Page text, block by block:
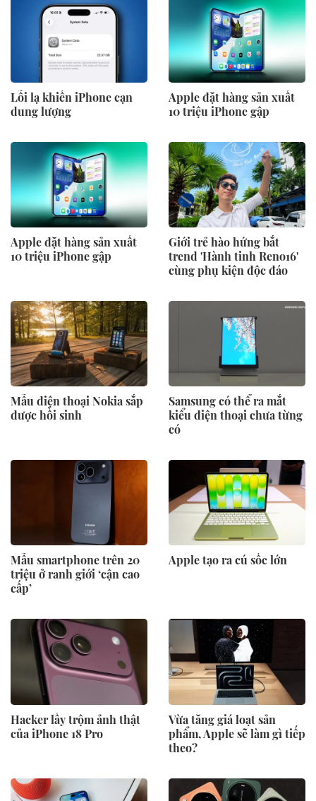
Lỗi lạ khiến iPhone cạn
dung lượng
Apple đặt hàng sản xuất
10 triệu iPhone gập
Apple đặt hàng sản xuất
10 triệu iPhone gập
Giới trẻ hào hứng bắt
trend 'Hành tinh Reno16'
cùng phụ kiện độc đáo
Mẫu điện thoại Nokia sắp
được hồi sinh
Samsung có thể ra mắt
kiểu điện thoại chưa từng
có
Mẫu smartphone trên 20
triệu ở ranh giới ‘cận cao
cấp’
Apple tạo ra cú sốc lớn
Hacker lấy trộm ảnh thật
của iPhone 18 Pro
Vừa tăng giá loạt sản
phẩm, Apple sẽ làm gì tiếp
theo?